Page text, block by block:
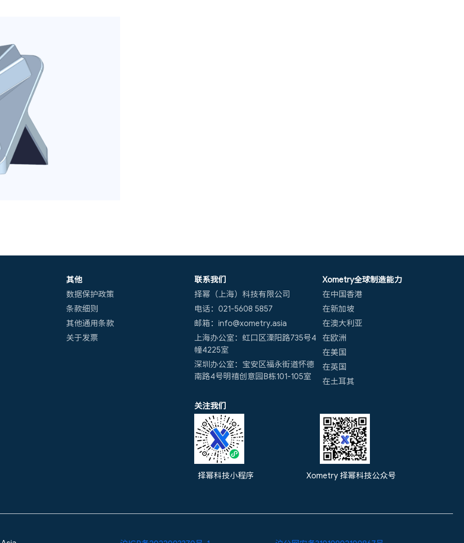
其他
数据保护政策
条款细则
其他通用条款
关于发票
联系我们
择幂（上海）科技有限公司
电话：021-5608 5857
邮箱：info@xometry.asia
上海办公室：虹口区溧阳路735号4
幢4225室
深圳办公室：宝安区福永街道怀德
南路4号明禧创意园B栋101-105室
Xometry全球制造能力
在中国香港
在新加坡
在澳大利亚
在欧洲
在美国
在英国
在土耳其
关注我们
择幂科技小程序 Xometry 择幂科技公众号